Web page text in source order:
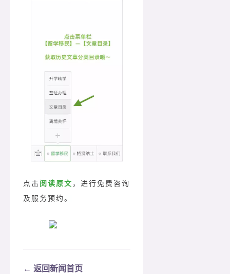
点击 阅读原文 ，进行免费咨询
及服务预约。
← 返回新闻首页